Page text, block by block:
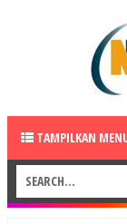
TAMPILKAN